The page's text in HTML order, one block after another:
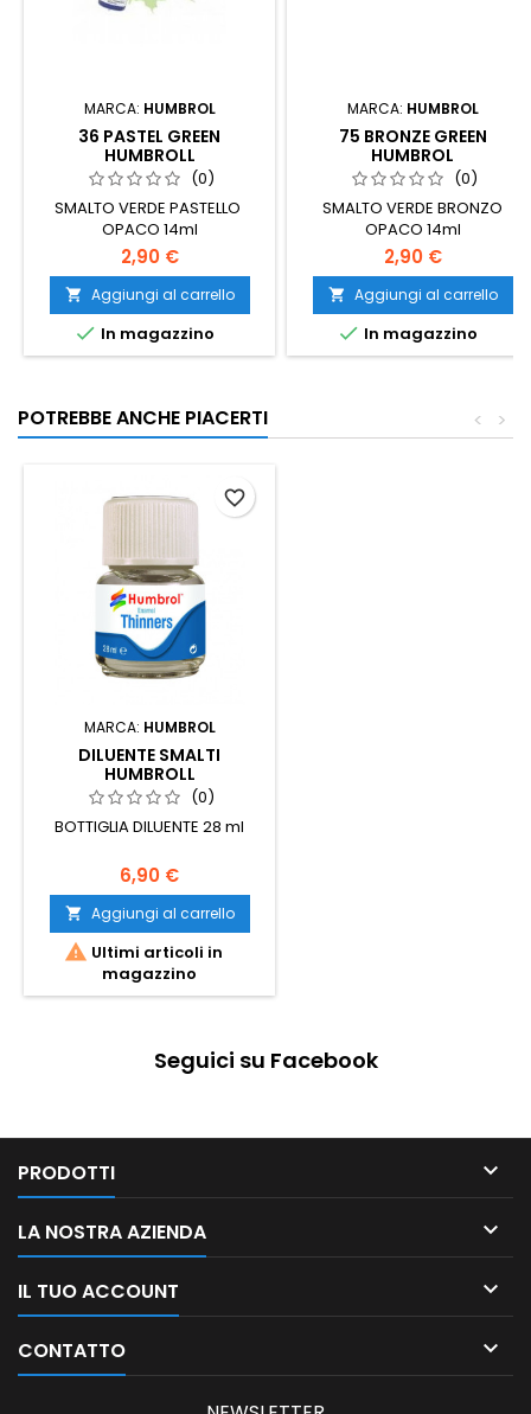
MARCA: HUMBROL
36 PASTEL GREEN
HUMBROLL
(0)
SMALTO VERDE PASTELLO
OPACO 14ml
2,90 €
 Aggiungi al carrello
 In magazzino
MARCA: HUMBROL
75 BRONZE GREEN
HUMBROL
(0)
SMALTO VERDE BRONZO
OPACO 14ml
2,90 €
 Aggiungi al carrello
 In magazzino
POTREBBE ANCHE PIACERTI >
<
MARCA: HUMBROL
DILUENTE SMALTI
HUMBROLL
(0)
BOTTIGLIA DILUENTE 28 ml
6,90 €
 Aggiungi al carrello
 Ultimi articoli in
magazzino
favorite_border
Seguici su Facebook
PRODOTTI 
LA NOSTRA AZIENDA 
IL TUO ACCOUNT 
CONTATTO 